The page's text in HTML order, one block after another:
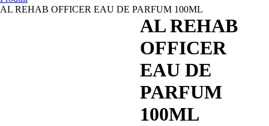
AL REHAB OFFICER EAU DE PARFUM 100ML
AL REHAB
OFFICER
EAU DE
PARFUM
100ML